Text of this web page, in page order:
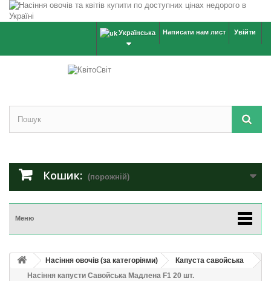
Увійти
Написати нам лист
Українська
Кошик: (порожній)
Меню
Насіння овочів (за категоріями)
Капуста савойська
Насіння капусти Савойська Мадлена F1 20 шт.